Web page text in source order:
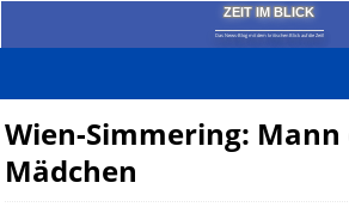
ZEIT IM BLICK
Das News-Blog mit dem kritischen Blick auf die Zeit!
Wien-Simmering:
Mädchen